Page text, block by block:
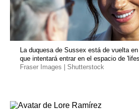
La duquesa de Sussex está de vuelta
que intentará entrar en el espacio de
Fraser Images | Shutterstock